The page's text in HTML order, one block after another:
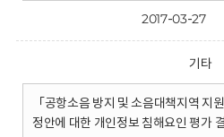
2017-03-27
기타
「공항소음 방지 및 소음대책지역 지
정안에 대한 개인정보 침해요인 평가